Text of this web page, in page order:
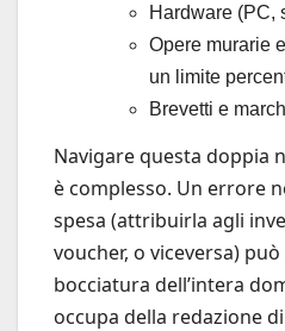
Hardware (PC,
Opere murarie
un limite
Brevetti e
Navigare questa doppia
è complesso. Un errore
spesa (attribuirla agli
voucher, o viceversa)
bocciatura dell’intera
occupa della redazione